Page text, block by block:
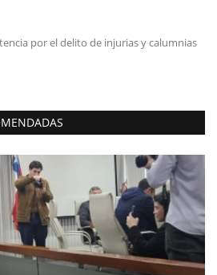
por el delito de injurias y calumnias